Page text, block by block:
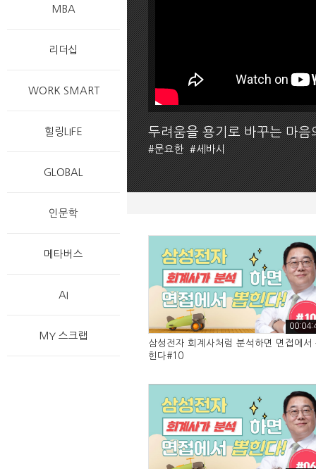
MBA
리더십
WORK SMART
힐링LIFE
GLOBAL
인문학
메타버스
AI
MY 스크랩
두려움을 용기로 바꾸는 마음
#문요한#세바시
삼성전자 회계사처럼 분석하면 면접에서
힌다#10